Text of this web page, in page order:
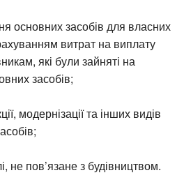
основних засобів для власних
витрат на виплату
які були зайняті на
засобів;
модернізації та інших видів
не пов’язане з будівництвом.